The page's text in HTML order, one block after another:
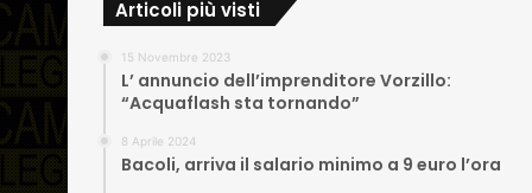
Articoli più visti
15 Novembre 2023
L’ annuncio dell’imprenditore Vorzillo:
“Acquaflash sta tornando”
8 Aprile 2024
Bacoli, arriva il salario minimo a 9 euro l’ora